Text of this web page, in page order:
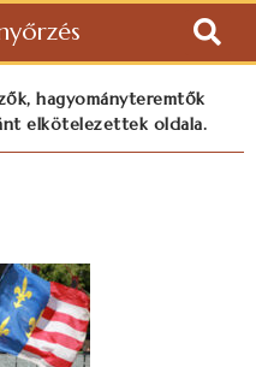
hagyományteremtők
elkötelezettek oldala.